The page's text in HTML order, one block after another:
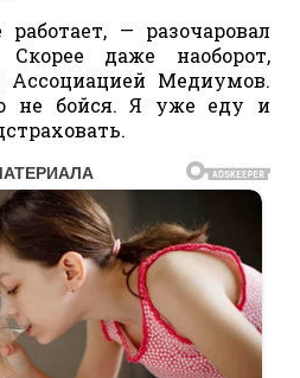
— разочаровал
даже наоборот,
Ассоциацией Медиумов.
не бойся. Я уже еду и